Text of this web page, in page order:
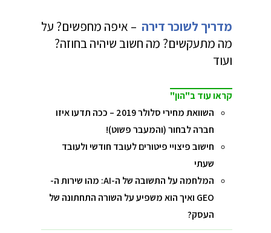
מדריך לשוכר דירה – איפה מחפשים? על
מה מתעקשים? מה חשוב שיהיה בחוזה?
ועוד
קראו עוד ב"הון"
השוואת מחירי סלולר 2019 – ככה תדעו איזו
חברה לבחור (והמעבר פשוט)!
חישוב פיצויי פיטורים לעובד חודשי ולעובד
שעתי
המלחמה על התשובה של ה-AI: מהו שירות ה-
GEO ואיך הוא משפיע על השורה התחתונה של
העסק?